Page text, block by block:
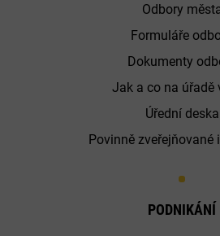
Odbory
Formuláře
Dokumenty
Jak a co na úřadě
Úřední deska
Povinně zveřejňované
PODNIKÁNÍ